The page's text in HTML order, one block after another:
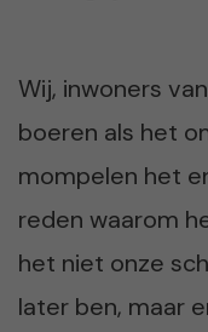
Wij, inwoners
boeren als het
mompelen het
reden waarom
het niet onze
later ben, maar